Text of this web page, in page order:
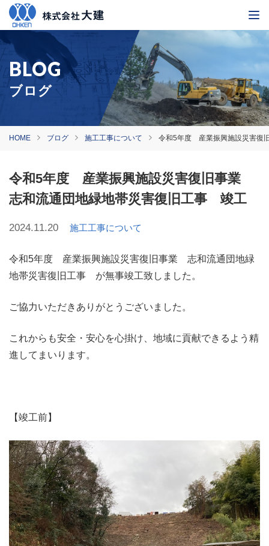
ブログ
HOME ブログ 施工工事について 令和5年度 産業振興施設災害復
令和5年度 産業振興施設災害復旧事業
志和流通団地緑地帯災害復旧工事 竣工
2024.11.20 施工工事について
令和5年度 産業振興施設災害復旧事業 志和流通団地緑
地帯災害復旧工事 が無事竣工致しました。
ご協力いただきありがとうございました。
これからも安全・安心を心掛け、地域に貢献できるよう精
進してまいります。
【竣工前】